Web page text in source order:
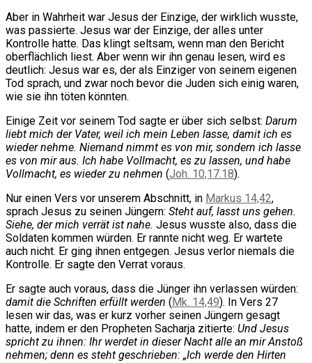
Aber in Wahrheit war Jesus der Einzige, der wirklich wusste,
was passierte. Jesus war der Einzige, der alles unter
Kontrolle hatte. Das klingt seltsam, wenn man den Bericht
oberflächlich liest. Aber wenn wir ihn genau lesen, wird es
deutlich: Jesus war es, der als Einziger von seinem eigenen
Tod sprach, und zwar noch bevor die Juden sich einig waren,
wie sie ihn töten könnten.
Einige Zeit vor seinem Tod sagte er über sich selbst: Darum
liebt mich der Vater, weil ich mein Leben lasse, damit ich es
wieder nehme. Niemand nimmt es von mir, sondern ich lasse
es von mir aus. Ich habe Vollmacht, es zu lassen, und habe
Vollmacht, es wieder zu nehmen (Joh. 10,17.18).
Nur einen Vers vor unserem Abschnitt, in Markus 14,42,
sprach Jesus zu seinen Jüngern: Steht auf, lasst uns gehen.
Siehe, der mich verrät ist nahe. Jesus wusste also, dass die
Soldaten kommen würden. Er rannte nicht weg. Er wartete
auch nicht. Er ging ihnen entgegen. Jesus verlor niemals die
Kontrolle. Er sagte den Verrat voraus.
Er sagte auch voraus, dass die Jünger ihn verlassen würden:
damit die Schriften erfüllt werden (Mk. 14,49). In Vers 27
lesen wir das, was er kurz vorher seinen Jüngern gesagt
hatte, indem er den Propheten Sacharja zitierte: Und Jesus
spricht zu ihnen: Ihr werdet in dieser Nacht alle an mir Anstoß
nehmen; denn es steht geschrieben: „Ich werde den Hirten